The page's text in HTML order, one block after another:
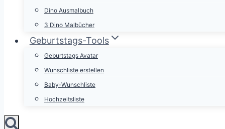
Dino Ausmalbuch
3 Dino Malbücher
Geburtstags-Tools
Geburtstags Avatar
Wunschliste erstellen
Baby-Wunschliste
Hochzeitsliste